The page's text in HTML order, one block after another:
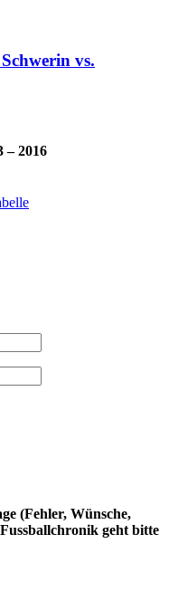
vs.
– 2016
(Fehler, Wünsche,
geht bitte